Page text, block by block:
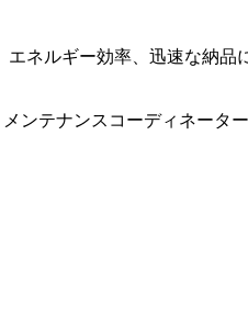
エネルギー効率、迅速な納
ンテナンスコーディネーター